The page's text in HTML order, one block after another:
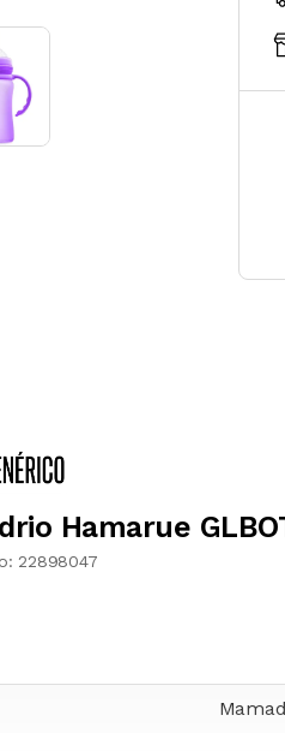
Hamarue
22898047